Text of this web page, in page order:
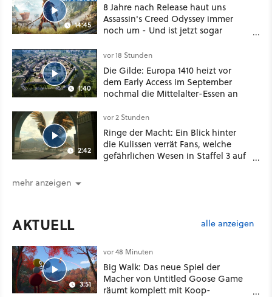
14:45
8 Jahre nach Release haut uns
Assassin's Creed Odyssey immer
noch um - Und ist jetzt sogar
1:40
vor 18 Stunden
Die Gilde: Europa 1410 heizt vor
dem Early Access im September
nochmal die Mittelalter-Essen an
2:42
vor 2 Stunden
Ringe der Macht: Ein Blick hinter
die Kulissen verrät Fans, welche
gefährlichen Wesen in Staffel 3 auf
mehr anzeigen
AKTUELL alle anzeigen
3:51
vor 48 Minuten
Big Walk: Das neue Spiel der
Macher von Untitled Goose Game
räumt komplett mit Koop-